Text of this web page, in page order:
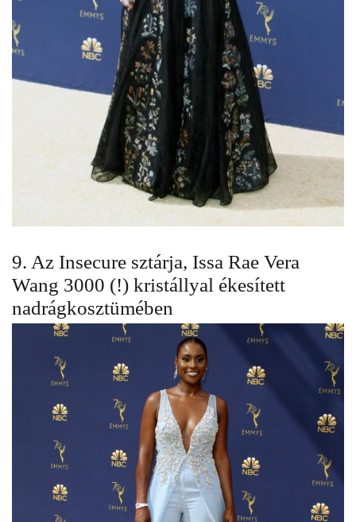
9. Az Insecure sztárja, Issa Rae Vera
Wang 3000 (!) kristállyal ékesített
nadrágkosztümében